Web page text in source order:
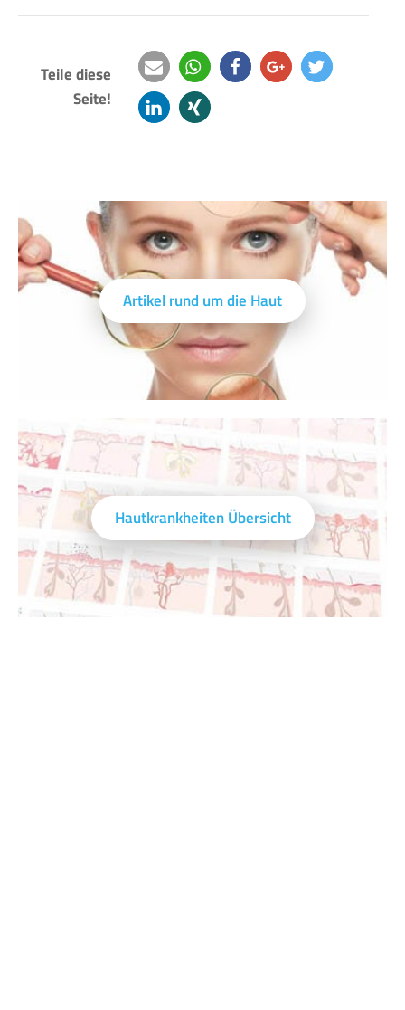
Teile diese
Seite!
e- teilen
Artikel rund um die Haut
Hautkrankheiten Übersicht